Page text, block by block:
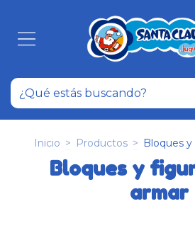
Inicio > Productos > Bloques
Bloques y
armar